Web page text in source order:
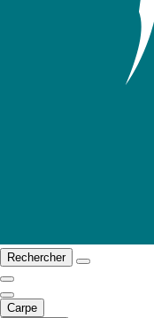
Rechercher
Carpe